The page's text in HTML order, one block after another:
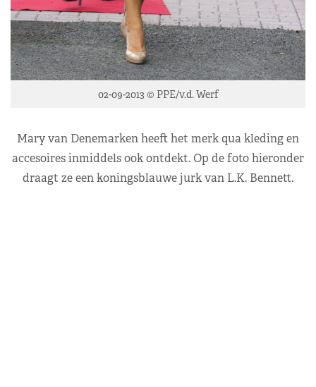
02-09-2013 © PPE/v.d. Werf
Mary van Denemarken heeft het merk qua kleding en
accesoires inmiddels ook ontdekt. Op de foto hieronder
draagt ze een koningsblauwe jurk van L.K. Bennett.